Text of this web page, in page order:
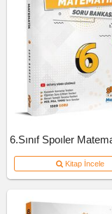
Kitap İncele